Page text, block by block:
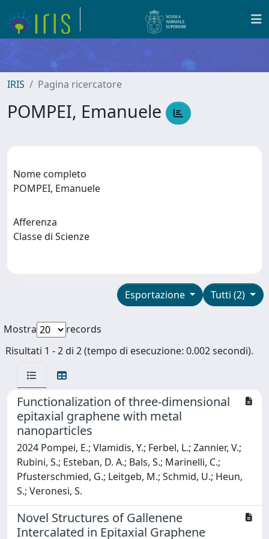
IRIS Pagina ricercatore
POMPEI, Emanuele
Nome completo
POMPEI, Emanuele
Afferenza
Classe di Scienze
Tutti (2)
Esportazione
Mostra
records
Risultati 1 - 2 di 2 (tempo di esecuzione: 0.002 secondi).
Functionalization of three-dimensional
epitaxial graphene with metal
nanoparticles
2024 Pompei, E.; Vlamidis, Y.; Ferbel, L.; Zannier, V.;
Rubini, S.; Esteban, D. A.; Bals, S.; Marinelli, C.;
Pfusterschmied, G.; Leitgeb, M.; Schmid, U.; Heun,
S.; Veronesi, S.
Novel Structures of Gallenene
Intercalated in Epitaxial Graphene